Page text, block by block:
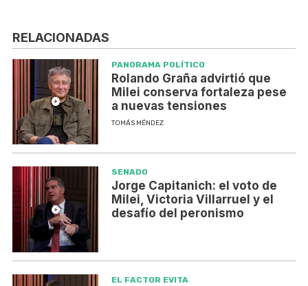
RELACIONADAS
PANORAMA POLÍTICO
Rolando Graña advirtió que
Milei conserva fortaleza pese
a nuevas tensiones
TOMÁS MÉNDEZ
SENADO
Jorge Capitanich: el voto de
Milei, Victoria Villarruel y el
desafío del peronismo
EL FACTOR EVITA